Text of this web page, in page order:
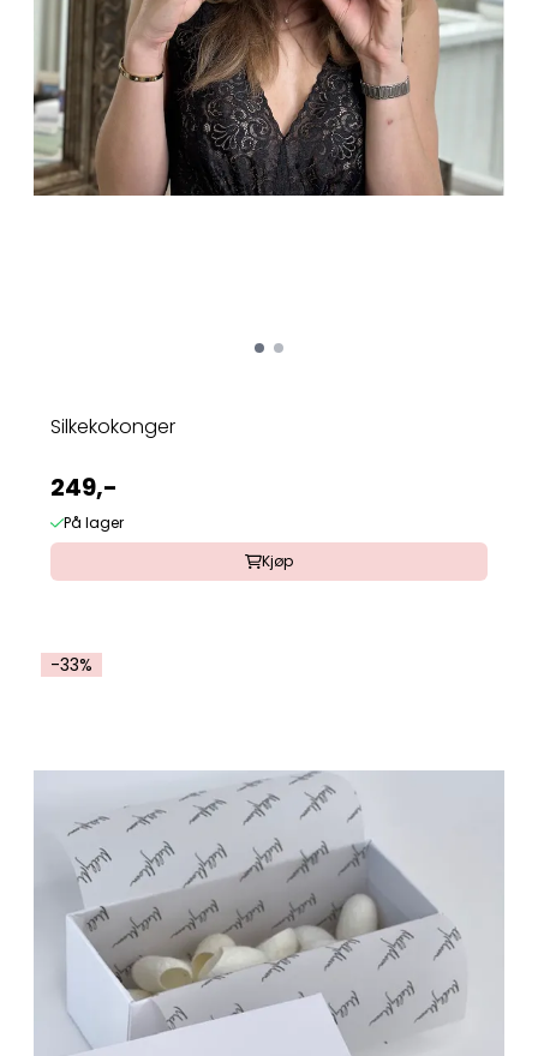
Silkekokonger
249,-
På lager
Kjøp
-33%